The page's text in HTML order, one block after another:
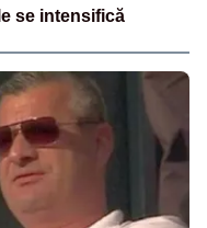
se intensifică